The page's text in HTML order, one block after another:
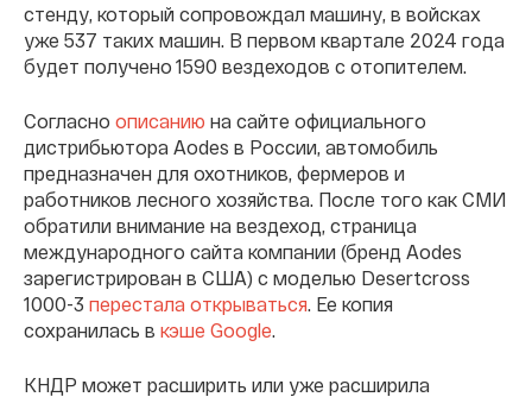
стенду, который сопровождал машину, в войсках
уже 537 таких машин. В первом квартале 2024 года
будет получено 1590 вездеходов с отопителем.
Согласно описанию на сайте официального
дистрибьютора Aodes в России, автомобиль
предназначен для охотников, фермеров и
работников лесного хозяйства. После того как СМИ
обратили внимание на вездеход, страница
международного сайта компании (бренд Aodes
зарегистрирован в США) с моделью Desertcross
1000-3 перестала открываться . Ее копия
сохранилась в кэше Google
КНДР может расширить или уже расширила